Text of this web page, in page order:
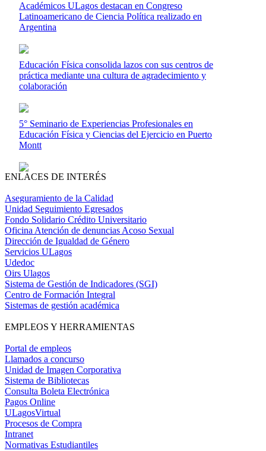
Académicos ULagos destacan en Congreso
Latinoamericano de Ciencia Política realizado en
Argentina
Educación Física consolida lazos con sus centros de
práctica mediante una cultura de agradecimiento y
colaboración
5° Seminario de Experiencias Profesionales en
Educación Física y Ciencias del Ejercicio en Puerto
Montt
ENLACES DE INTERÉS
Aseguramiento de la Calidad
Unidad Seguimiento Egresados
Fondo Solidario Crédito Universitario
Oficina Atención de denuncias Acoso Sexual
Dirección de Igualdad de Género
Servicios ULagos
Udedoc
Oirs Ulagos
Sistema de Gestión de Indicadores (SGI)
Centro de Formación Integral
Sistemas de gestión académica
EMPLEOS Y HERRAMIENTAS
Portal de empleos
Llamados a concurso
Unidad de Imagen Corporativa
Sistema de Bibliotecas
Consulta Boleta Electrónica
Pagos Online
ULagosVirtual
Procesos de Compra
Intranet
Normativas Estudiantiles